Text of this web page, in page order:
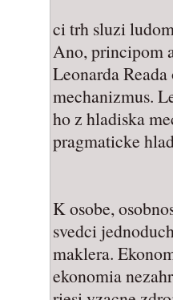
ci trh sluzi
Ano, principom
Leonarda
mechanizmus.
ho z hladiska
pragmaticke
K osobe,
svedci
maklera.
ekonomia